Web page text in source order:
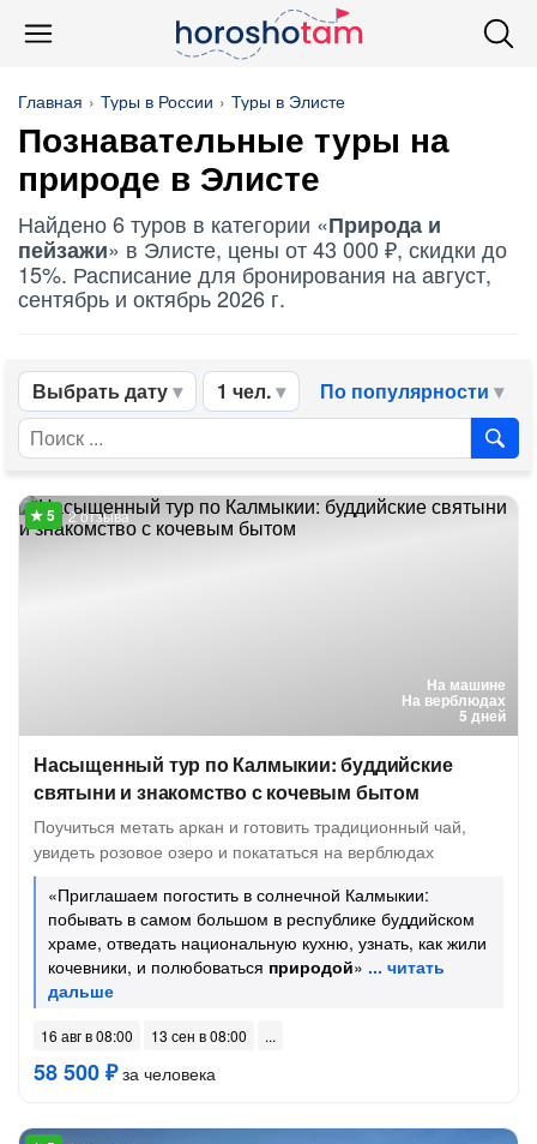
Главная Туры в России Туры в Элисте
Познавательные туры на
природе в Элисте
Найдено 6 туров в категории «Природа и
пейзажи» в Элисте, цены от 43 000 ₽, скидки до
15%. Расписание для бронирования на август,
сентябрь и октябрь 2026 г.
Выбрать дату 1 чел. По популярности
На машине
На верблюдах
5 дней
2 отзыва
Насыщенный тур по Калмыкии: буддийские
святыни и знакомство с кочевым бытом
Поучиться метать аркан и готовить традиционный чай,
увидеть розовое озеро и покататься на верблюдах
«Приглашаем погостить в солнечной Калмыкии:
побывать в самом большом в республике буддийском
храме, отведать национальную кухню, узнать, как жили
кочевники, и полюбоваться природой»
16 авг в 08:00 13 сен в 08:00
58 500 ₽за человека